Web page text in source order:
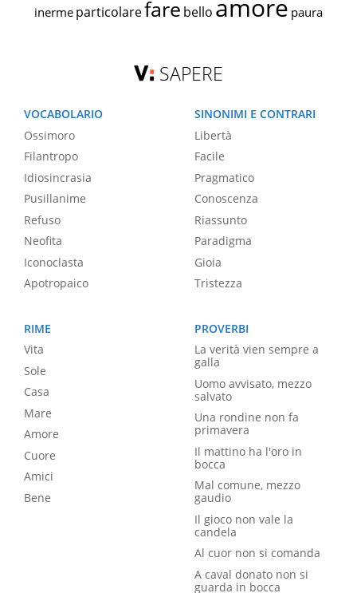
inerme particolarefare bello amore paura
SAPERE
VOCABOLARIO
Ossimoro
Filantropo
Idiosincrasia
Pusillanime
Refuso
Neofita
Iconoclasta
Apotropaico
SINONIMI E CONTRARI
Libertà
Facile
Pragmatico
Conoscenza
Riassunto
Paradigma
Gioia
Tristezza
RIME
Vita
Sole
Casa
Mare
Amore
Cuore
Amici
Bene
PROVERBI
La verità vien sempre a
galla
Uomo avvisato, mezzo
salvato
Una rondine non fa
primavera
Il mattino ha l'oro in
bocca
Mal comune, mezzo
gaudio
Il gioco non vale la
candela
Al cuor non si comanda
A caval donato non si
guarda in bocca